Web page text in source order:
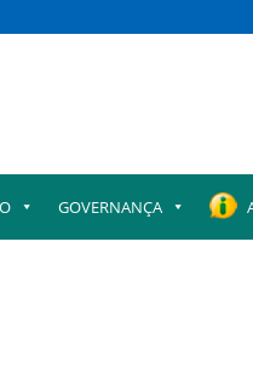
GOVERNANÇA